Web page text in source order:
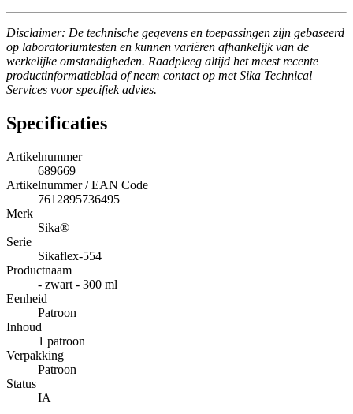
Disclaimer: De technische gegevens en toepassingen zijn gebaseerd
op laboratoriumtesten en kunnen variëren afhankelijk van de
werkelijke omstandigheden. Raadpleeg altijd het meest recente
productinformatieblad of neem contact op met Sika Technical
Services voor specifiek advies.
Specificaties
Artikelnummer
689669
Artikelnummer / EAN Code
7612895736495
Merk
Sika®
Serie
Sikaflex-554
Productnaam
- zwart - 300 ml
Eenheid
Patroon
Inhoud
1 patroon
Verpakking
Patroon
Status
IA